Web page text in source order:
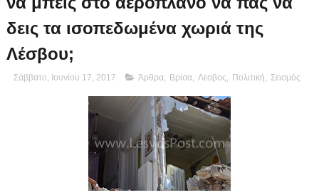
δεις τα ισοπεδωμένα χωριά της
Λέσβου;
Σάββατο, Ιουνίου 17, 2017 Άρθρα, Βρίσα, Λεσβος Πολιτική Σεισμός